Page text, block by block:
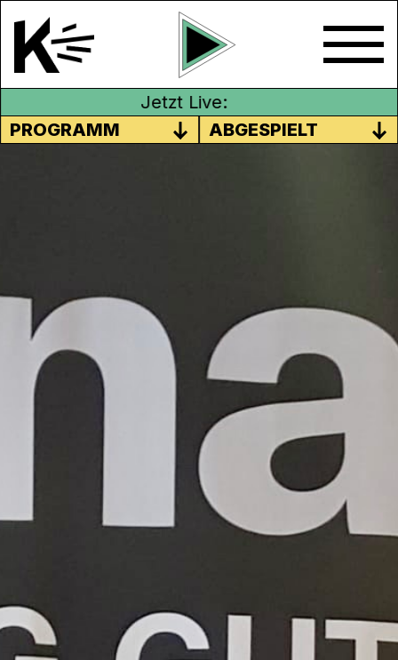
Jetzt Live:
PROGRAMM
ABGESPIELT
Esmeralda Hoti erzählt in dieser Folge über
ihre Migrationsgeschichte aus Albanien in
die Schweiz. Sie erzählt über ihr Leben in
Albanien, über ihre Erfahrungen mit
(sexualisierter und psychischer) Gewalt und
ihre achtjährige arrangierte Ehe in
Der Wunsch nach Freiheit, Emanzipation
und Gleichberechtigung war gross bei
Esmeralda Hoti. Den definitiven Entscheid
und andere männliche Vorbilder zu zeigen.
Sendung vom 14.05.2025